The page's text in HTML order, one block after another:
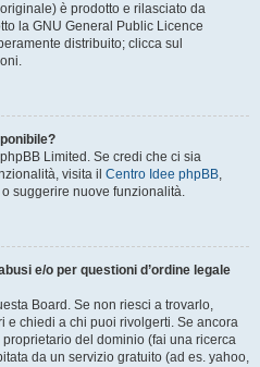
è prodotto e rilasciato da
la GNU General Public Licence
distribuito; clicca sul
Limited. Se credi che ci sia
visita il Centro Idee phpBB,
suggerire nuove funzionalità.
e/o per questioni d’ordine legale
Board. Se non riesci a trovarlo,
e chiedi a chi puoi rivolgerti. Se ancora
del dominio (fai una ricerca
da un servizio gratuito (ad es. yahoo,